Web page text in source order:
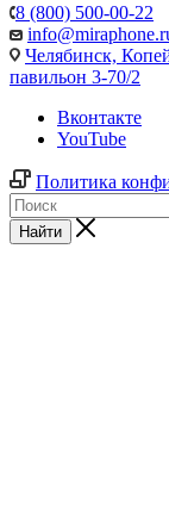
8 (800) 500-00-22
Челябинск,
павильон 3-70/2
Вконтакте
YouTube
Политика
Найти